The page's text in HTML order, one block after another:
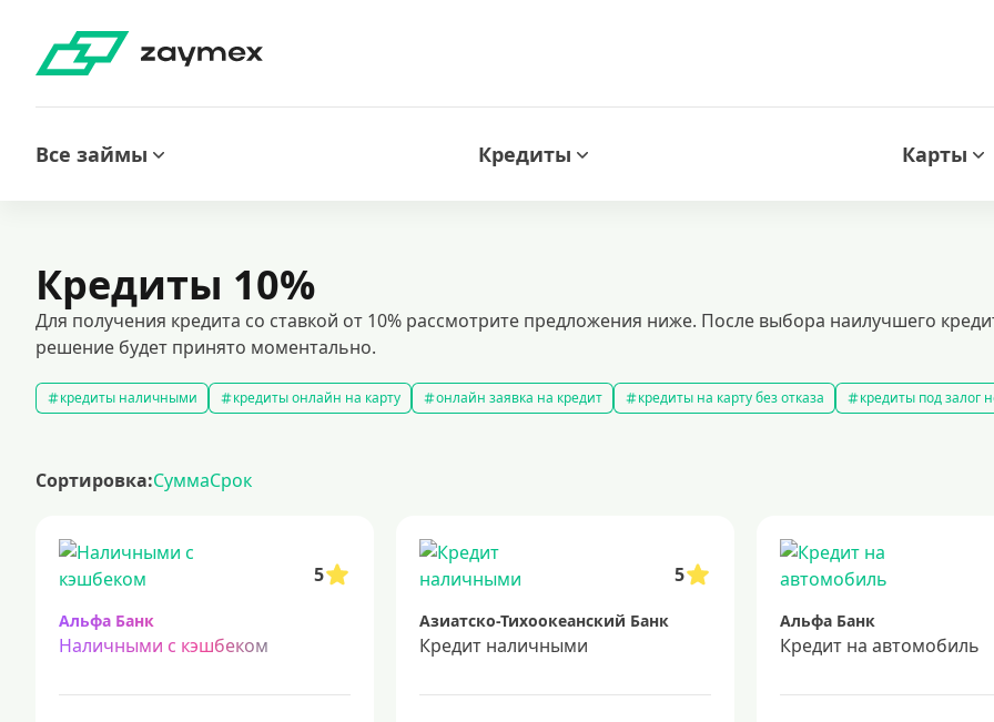
Все займы Кредиты Карты
Кредиты 10%
Для получения кредита со ставкой от 10% рассмотрите предложения ниже. После выбора наилучшего
решение будет принято моментально.
кредиты наличными кредиты онлайн на карту онлайн заявка на кредит кредиты на карту без отказа
кредиты под залог
кредит на 200000 рублей
срочный кредит
Сортировка:СуммаСрок
5
Альфа Банк
Наличными с кэшбеком
5
Азиатско-Тихоокеанский Банк
Кредит наличными
Альфа Банк
Кредит на автомобиль